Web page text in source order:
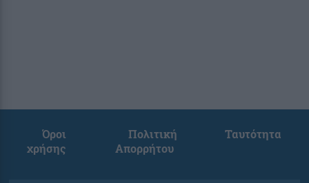
Όροι
χρήσης
Πολιτική
Απορρήτου
Ταυτότητα